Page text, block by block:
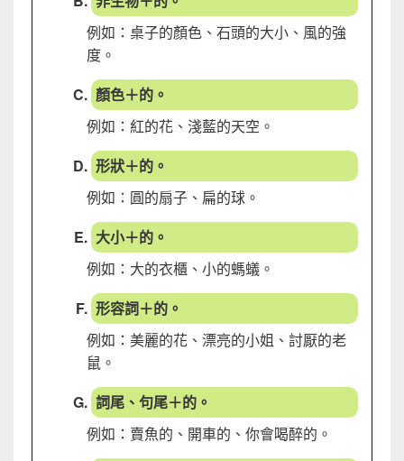
例如：桌子的顏色、石頭的大小、風的強
度。
顏色＋的。
例如：紅的花、淺藍的天空。
形狀＋的。
例如：圓的扇子、扁的球。
大小＋的。
例如：大的衣櫃、小的螞蟻。
形容詞＋的。
例如：美麗的花、漂亮的小姐、討厭的老
鼠。
詞尾、句尾＋的。
例如：賣魚的、開車的、你會喝醉的。